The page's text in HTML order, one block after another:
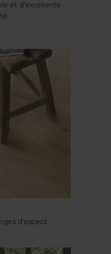
et d’excellente
d’aspect